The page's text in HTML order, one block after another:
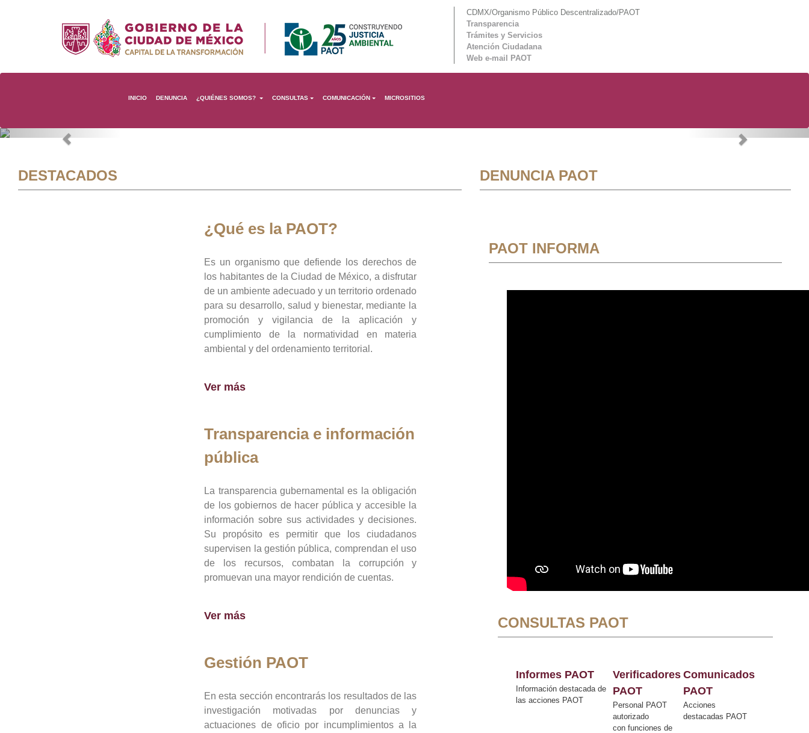
CDMX/Organismo Público Descentralizado/PAOT
Transparencia
Trámites y Servicios
Atención Ciudadana
Web e-mail PAOT
INICIO DENUNCIA ¿QUIÉNES SOMOS? CONSULTAS COMUNICACIÓN MICROSITIOS
Previous Next
DESTACADOS
¿Qué es la PAOT?
Es un organismo que defiende los derechos de
los habitantes de la Ciudad de México, a disfrutar
de un ambiente adecuado y un territorio ordenado
para su desarrollo, salud y bienestar, mediante la
promoción y vigilancia de la aplicación y
cumplimiento de la normatividad en materia
ambiental y del ordenamiento territorial.
Ver más
Transparencia e información
pública
La transparencia gubernamental es la obligación
de los gobiernos de hacer pública y accesible la
información sobre sus actividades y decisiones.
Su propósito es permitir que los ciudadanos
supervisen la gestión pública, comprendan el uso
de los recursos, combatan la corrupción y
promuevan una mayor rendición de cuentas.
Ver más
Gestión PAOT
En esta sección encontrarás los resultados de las
investigación motivadas por denuncias y
actuaciones de oficio por incumplimientos a la
DENUNCIA PAOT
PAOT INFORMA
CONSULTAS PAOT
Informes PAOT
Información destacada de
las acciones PAOT
Verificadores
PAOT
Personal PAOT
autorizado
con funciones de
Comunicados
PAOT
Acciones
destacadas PAOT